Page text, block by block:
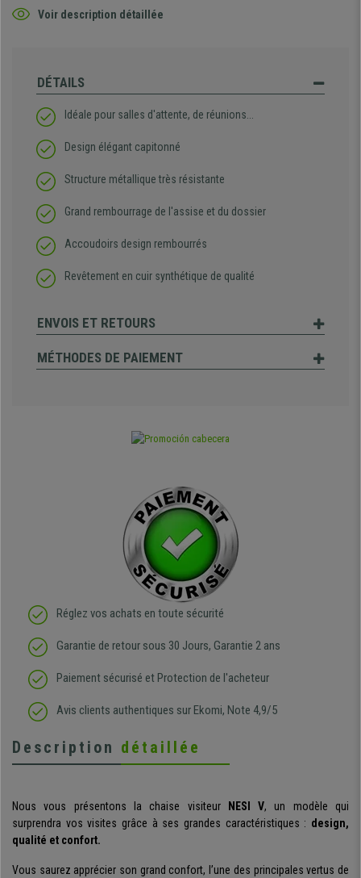
Voir description détaillée
DÉTAILS
Idéale pour salles d'attente, de réunions...
Design élégant capitonné
Structure métallique très résistante
Grand rembourrage de l'assise et du dossier
Accoudoirs design rembourrés
Revêtement en cuir synthétique de qualité
ENVOIS ET RETOURS
MÉTHODES DE PAIEMENT
Réglez vos achats en toute sécurité
Garantie de retour sous 30 Jours, Garantie 2 ans
Paiement sécurisé et Protection de l'acheteur
Avis clients authentiques sur Ekomi, Note 4,9/5
Description détaillée
Nous vous présentons la chaise visiteur NESI V, un modèle qui
surprendra vos visites grâce à ses grandes caractéristiques : design,
qualité et confort.
Vous saurez apprécier son grand confort, l’une des principales vertus de